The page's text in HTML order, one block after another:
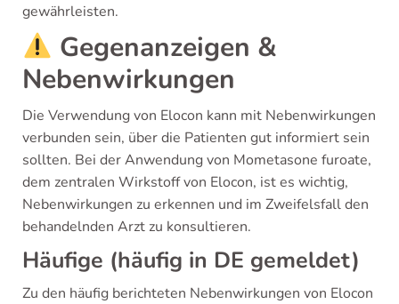
gewährleisten.
Gegenanzeigen &
Nebenwirkungen
Die Verwendung von Elocon kann mit Nebenwirkungen
verbunden sein, über die Patienten gut informiert sein
sollten. Bei der Anwendung von Mometasone furoate,
dem zentralen Wirkstoff von Elocon, ist es wichtig,
Nebenwirkungen zu erkennen und im Zweifelsfall den
behandelnden Arzt zu konsultieren.
Häufige (häufig in DE gemeldet)
Zu den häufig berichteten Nebenwirkungen von Elocon